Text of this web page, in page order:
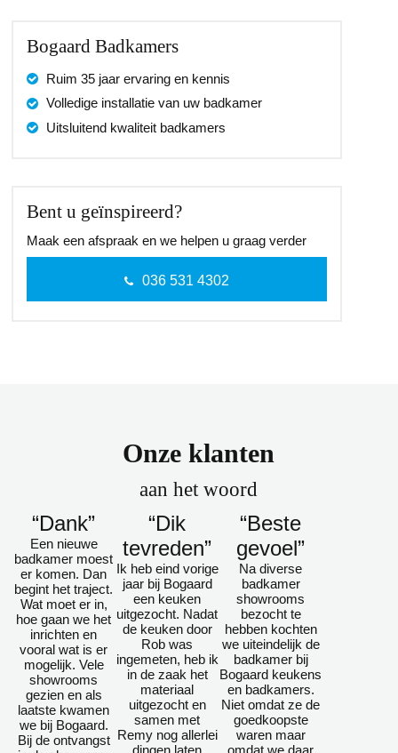
Bogaard Badkamers
Ruim 35 jaar ervaring en kennis
Volledige installatie van uw badkamer
Uitsluitend kwaliteit badkamers
Bent u geïnspireerd?
Maak een afspraak en we helpen u graag verder
036 531 4302
Onze klanten
aan het woord
“Dank”
Een nieuwe
badkamer moest
er komen. Dan
begint het traject.
Wat moet er in,
hoe gaan we het
inrichten en
vooral wat is er
mogelijk. Vele
showrooms
gezien en als
laatste kwamen
we bij Bogaard.
Bij de ontvangst
“Dik
tevreden”
Ik heb eind vorige
jaar bij Bogaard
een keuken
uitgezocht. Nadat
de keuken door
Rob was
ingemeten, heb ik
in de zaak het
materiaal
uitgezocht en
samen met
Remy nog allerlei
“Beste
gevoel”
Na diverse
badkamer
showrooms
bezocht te
hebben kochten
we uiteindelijk de
badkamer bij
Bogaard keukens
en badkamers.
Niet omdat ze de
goedkoopste
waren maar